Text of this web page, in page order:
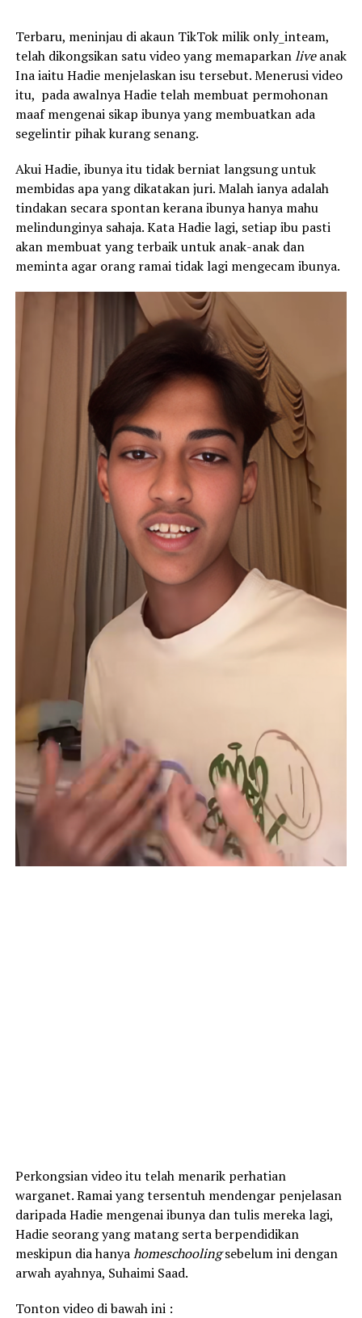
Terbaru, meninjau di akaun TikTok milik only_inteam,
telah dikongsikan satu video yang memaparkanliveanak
Ina iaitu Hadie menjelaskan isu tersebut. Menerusi video
itu, pada awalnya Hadie telah membuat permohonan
maaf mengenai sikap ibunya yang membuatkan ada
segelintir pihak kurang senang.
Akui Hadie, ibunya itu tidak berniat langsung untuk
membidas apa yang dikatakan juri. Malah ianya adalah
tindakan secara spontan kerana ibunya hanya mahu
melindunginya sahaja. Kata Hadie lagi, setiap ibu pasti
akan membuat yang terbaik untuk anak-anak dan
meminta agar orang ramai tidak lagi mengecam ibunya.
Perkongsian video itu telah menarik perhatian
warganet. Ramai yang tersentuh mendengar penjelasan
daripada Hadie mengenai ibunya dan tulis mereka lagi,
Hadie seorang yang matang serta berpendidikan
meskipun dia hanyahomeschoolingsebelum ini dengan
arwah ayahnya, Suhaimi Saad.
Tonton video di bawah ini :